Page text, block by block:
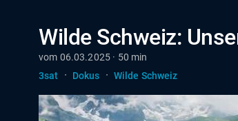
Wilde Schweiz:
vom 06.03.2025 · 50 min
3sat
· Dokus · Wilde Schweiz